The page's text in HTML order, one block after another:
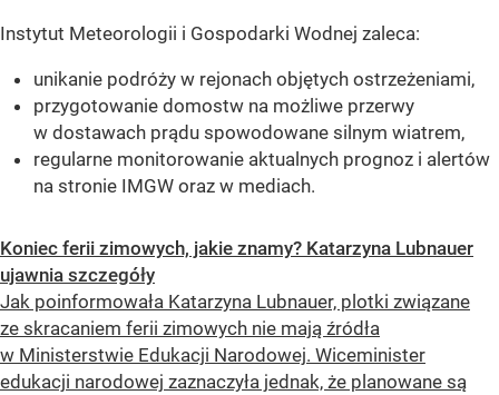
Instytut Meteorologii i Gospodarki Wodnej zaleca:
unikanie podróży w rejonach objętych ostrzeżeniami,
przygotowanie domostw na możliwe przerwy
w dostawach prądu spowodowane silnym wiatrem,
regularne monitorowanie aktualnych prognoz i alertów
na stronie IMGW oraz w mediach.
Koniec ferii zimowych, jakie znamy? Katarzyna Lubnauer
ujawnia szczegóły
Jak poinformowała Katarzyna Lubnauer, plotki związane
ze skracaniem ferii zimowych nie mają źródła
w Ministerstwie Edukacji Narodowej. Wiceminister
edukacji narodowej zaznaczyła jednak, że planowane są